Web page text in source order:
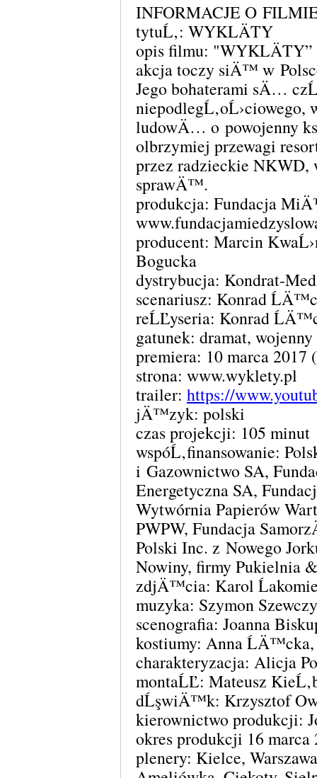
INFORMACJE O
tytuĹ‚: WYKLÄTY
opis filmu:
akcja toczy siÄ™ w
Jego bohaterami sÄ…
ludowÄ… o powojenny
olbrzymiej przewagi
przez radzieckie
sprawÄ™.
produkcja: Fundacja
producent: Marcin
Bogucka
dystrybucja: Kondrat-
scenariusz: Konrad
reĹĽyseria: Konrad
gatunek: dramat, wojenny
premiera: 10 marca 2017
strona: www.wyklety.pl
trailer: https://
jÄ™zyk: polski
czas projekcji: 105 minut
wspóĹ‚finansowanie:
i Gazownictwo SA,
Energetyczna SA,
Wytwórnia Papierów
PWPW, Fundacja
Polski Inc. z Nowego
Nowiny, firmy Pukielnia
zdjÄ™cia: Karol
muzyka: Szymon
scenografia: Joanna
kostiumy: Anna
charakteryzacja: Alicja
montaĹĽ: Mateusz
dĹşwiÄ™k: Krzysztof
kierownictwo produkcji:
okres produkcji 16 marca
plenery: Kielce,